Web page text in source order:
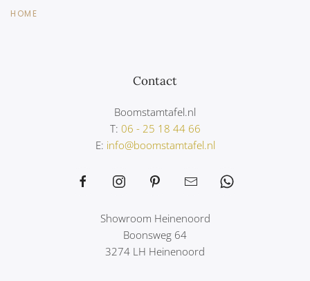
HOME
Contact
Boomstamtafel.nl
T: 06 - 25 18 44 66
E: info@boomstamtafel.nl
Showroom Heinenoord
Boonsweg 64
3274 LH Heinenoord